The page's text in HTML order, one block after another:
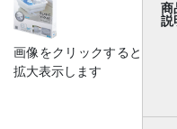
画像をクリックすると
拡大表示します
商
説